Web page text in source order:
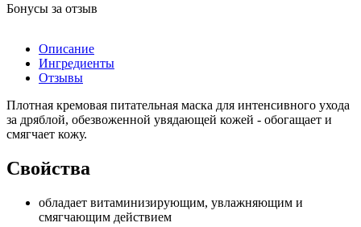
Бонусы за отзыв
Описание
Ингредиенты
Отзывы
Плотная кремовая питательная маска для интенсивного ухода
за дряблой, обезвоженной увядающей кожей - обогащает и
смягчает кожу.
Свойства
обладает витаминизирующим, увлажняющим и
смягчающим действием